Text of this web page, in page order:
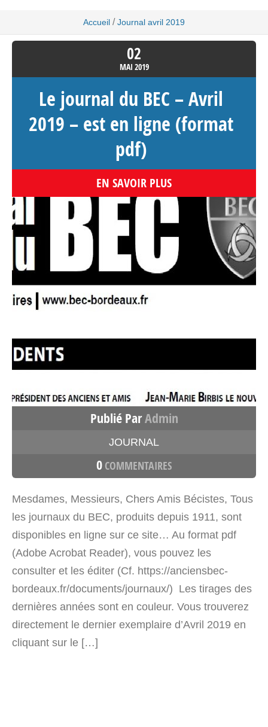
Accueil / Journal avril 2019
02
MAI 2019
Le journal du BEC – Avril
2019 – est en ligne (format
pdf)
EN SAVOIR PLUS
Publié ParAdmin
JOURNAL
0 COMMENTAIRES
Mesdames, Messieurs, Chers Amis Bécistes, Tous
les journaux du BEC, produits depuis 1911, sont
disponibles en ligne sur ce site… Au format pdf
(Adobe Acrobat Reader), vous pouvez les
consulter et les éditer (Cf. https://anciensbec-
bordeaux.fr/documents/journaux/) Les tirages des
dernières années sont en couleur. Vous trouverez
directement le dernier exemplaire d’Avril 2019 en
cliquant sur le […]